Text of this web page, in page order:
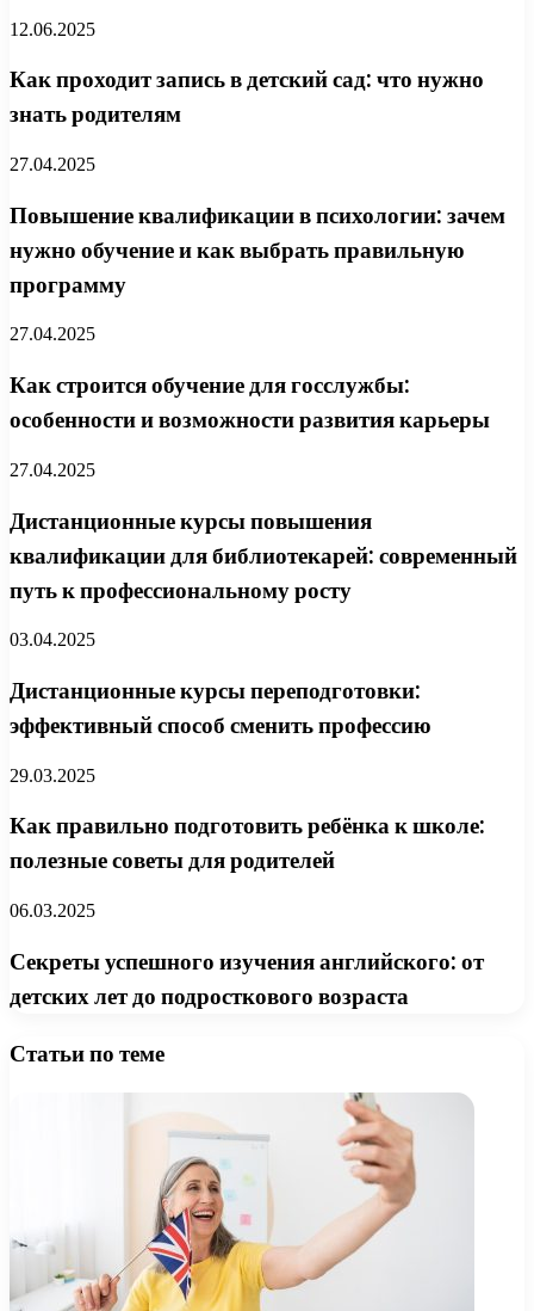
12.06.2025
Как проходит запись в детский сад: что нужно
знать родителям
27.04.2025
Повышение квалификации в психологии: зачем
нужно обучение и как выбрать правильную
программу
27.04.2025
Как строится обучение для госслужбы:
особенности и возможности развития карьеры
27.04.2025
Дистанционные курсы повышения
квалификации для библиотекарей: современный
путь к профессиональному росту
03.04.2025
Дистанционные курсы переподготовки:
эффективный способ сменить профессию
29.03.2025
Как правильно подготовить ребёнка к школе:
полезные советы для родителей
06.03.2025
Секреты успешного изучения английского: от
детских лет до подросткового возраста
Статьи по теме